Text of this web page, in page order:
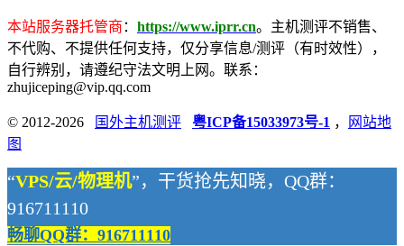
本站服务器托管商 ： https://www.iprr.cn。主机测评不销售、
不代购、不提供任何支持，仅分享信息/测评（有时效性），
自行辨别，请遵纪守法文明上网。联系：
zhujiceping@vip.qq.com
© 2012-2026 国外主机测评 粤ICP备15033973号-1 ，
网站地
图
“VPS/云/物理机”，干货抢先知晓，QQ群：
916711110
畅聊QQ群：916711110